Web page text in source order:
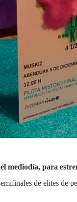
mediodía, para
de elites de